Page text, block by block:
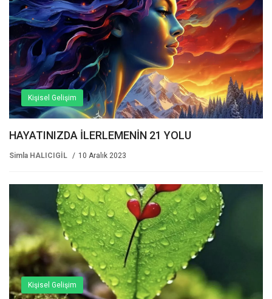
Kişisel Gelişim
HAYATINIZDA İLERLEMENİN 21 YOLU
Simla HALICIGİL 10 Aralık 2023
Kişisel Gelişim